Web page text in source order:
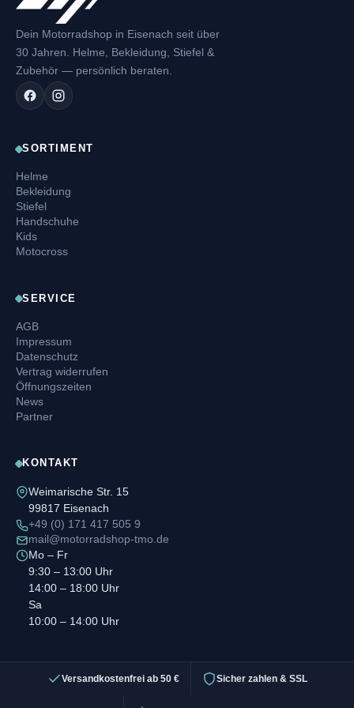
Dein Motorradshop in Eisenach seit über
30 Jahren. Helme, Bekleidung, Stiefel &
Zubehör — persönlich beraten.
SORTIMENT
Helme
Bekleidung
Stiefel
Handschuhe
Kids
Motocross
SERVICE
AGB
Impressum
Datenschutz
Vertrag widerrufen
Öffnungszeiten
News
Partner
KONTAKT
Weimarische Str. 15
99817 Eisenach
+49 (0) 171 417 505 9
mail@motorradshop-tmo.de
Mo – Fr
9:30 – 13:00 Uhr
14:00 – 18:00 Uhr
Sa
10:00 – 14:00 Uhr
Versandkostenfrei ab 50 € Sicher zahlen & SSL